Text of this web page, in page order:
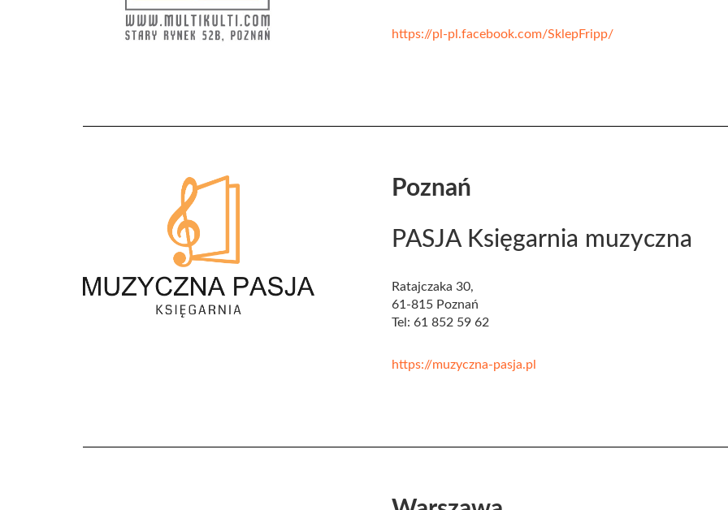
https://pl-pl.facebook.com/SklepFripp/
Poznań
PASJA Księgarnia muzyczna
Ratajczaka 30,
61-815 Poznań
Tel: 61 852 59 62
https://muzyczna-pasja.pl